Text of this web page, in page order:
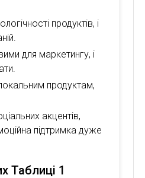
продуктів, і
для маркетингу, і
продуктам,
акцентів,
підтримка дуже
Таблиці 1